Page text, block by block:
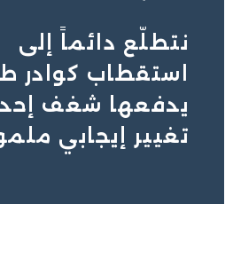
نتطلّع دائماً إلى
استقطاب كوادر
يدفعها شغف
تغيير إيجابي